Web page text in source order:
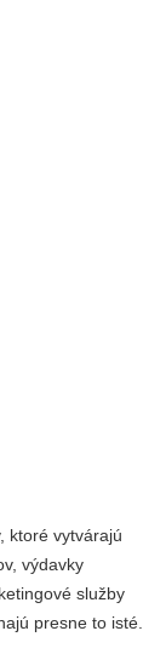
ktoré vytvárajú
výdavky
služby
presne to isté.